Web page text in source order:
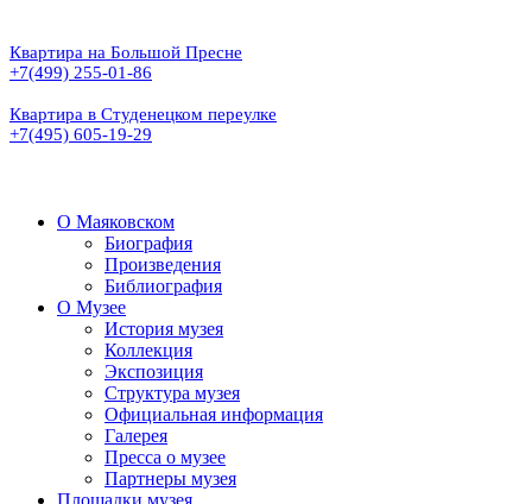
Квартира на Большой Пресне
+7(499) 255-01-86
Квартира в Студенецком переулке
+7(495) 605-19-29
О Маяковском
Биография
Произведения
Библиография
О Музее
История музея
Коллекция
Экспозиция
Структура музея
Официальная информация
Галерея
Пресса о музее
Партнеры музея
Площадки музея